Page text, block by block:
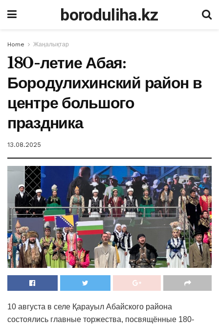
boroduliha.kz
Home Жаңалықтар
180-летие Абая:
Бородулихинский район в
центре большого
праздника
13.08.2025
10 августа в селе Қарауыл Абайского района
состоялись главные торжества, посвящённые 180-